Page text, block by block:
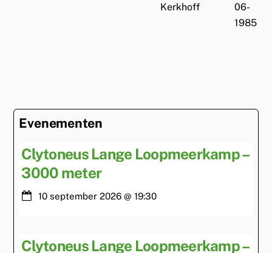
Kerkhoff
06-
1985
Evenementen
Clytoneus Lange Loopmeerkamp –
3000 meter
10 september 2026 @ 19:30
Clytoneus Lange Loopmeerkamp –